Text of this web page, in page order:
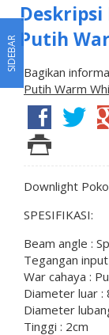
Deskripsi
Putih
Bagikan
Putih Warm
Downlight
SPESIFIKASI:
Beam angle :
Tegangan
War cahaya :
Diameter luar :
Diameter
Tinggi : 2cm
SIDEBAR